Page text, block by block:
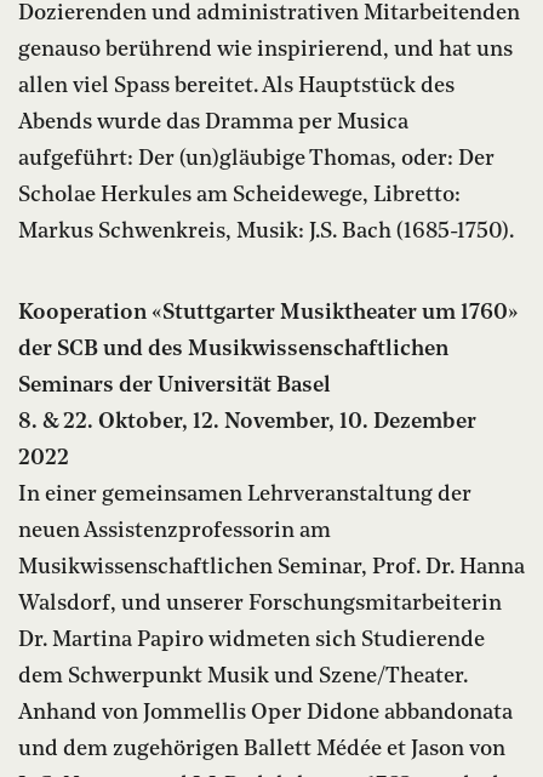
Dozierenden und administrativen Mitarbeitenden
genauso berührend wie inspirierend, und hat uns
allen viel Spass bereitet. Als Hauptstück des
Abends wurde das Dramma per Musica
aufgeführt: Der (un)gläubige Thomas, oder: Der
Scholae Herkules am Scheidewege, Libretto:
Markus Schwenkreis, Musik: J.S. Bach (1685-1750).
Kooperation «Stuttgarter Musiktheater um 1760»
der SCB und des Musikwissenschaftlichen
Seminars der Universität Basel
8. & 22. Oktober, 12. November, 10. Dezember
2022
In einer gemeinsamen Lehrveranstaltung der
neuen Assistenzprofessorin am
Musikwissenschaftlichen Seminar, Prof. Dr. Hanna
Walsdorf, und unserer Forschungsmitarbeiterin
Dr. Martina Papiro widmeten sich Studierende
dem Schwerpunkt Musik und Szene/Theater.
Anhand von Jommellis Oper Didone abbandonata
und dem zugehörigen Ballett Médée et Jason von